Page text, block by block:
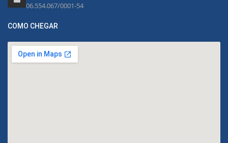
06.554.067/0001-54
COMO CHEGAR